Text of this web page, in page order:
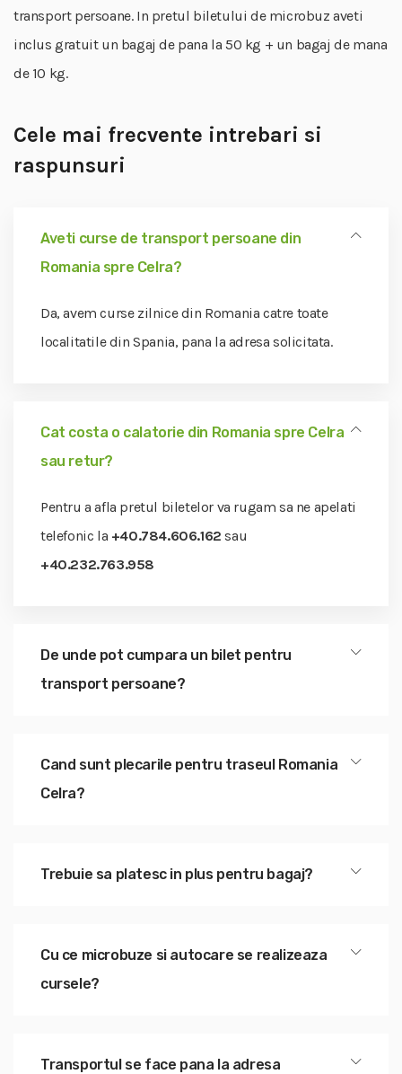
transport persoane. In pretul biletului de microbuz aveti
inclus gratuit un bagaj de pana la 50 kg + un bagaj de mana
de 10 kg.
Cele mai frecvente intrebari si
raspunsuri
Aveti curse de transport persoane din
Romania spre Celra?
Da, avem curse zilnice din Romania catre toate
localitatile din Spania, pana la adresa solicitata.
Cat costa o calatorie din Romania spre Celra
sau retur?
Pentru a afla pretul biletelor va rugam sa ne apelati
telefonic la +40.784.606.162 sau
+40.232.763.958
De unde pot cumpara un bilet pentru
transport persoane?
Cand sunt plecarile pentru traseul Romania
Celra?
Trebuie sa platesc in plus pentru bagaj?
Cu ce microbuze si autocare se realizeaza
cursele?
Transportul se face pana la adresa